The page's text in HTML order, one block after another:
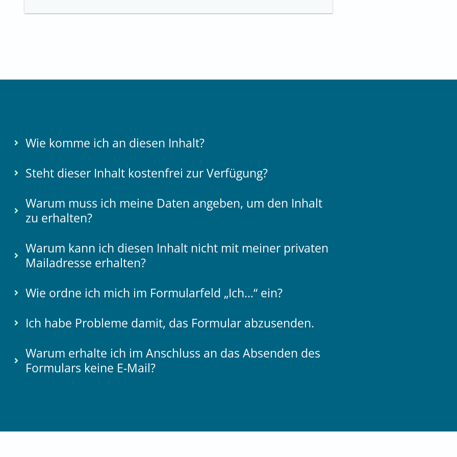
Wie komme ich an diesen Inhalt?
Steht dieser Inhalt kostenfrei zur Verfügung?
Warum muss ich meine Daten angeben, um den Inhalt
zu erhalten?
Warum kann ich diesen Inhalt nicht mit meiner privaten
Mailadresse erhalten?
Wie ordne ich mich im Formularfeld „Ich…“ ein?
Ich habe Probleme damit, das Formular abzusenden.
Warum erhalte ich im Anschluss an das Absenden des
Formulars keine E-Mail?